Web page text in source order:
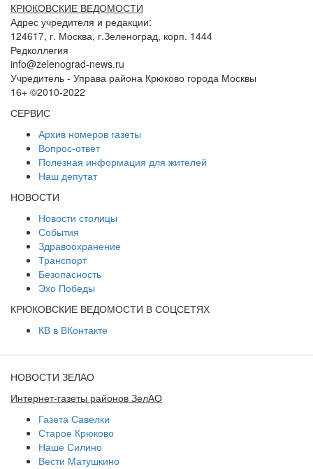
КРЮКОВСКИЕ ВЕДОМОСТИ
Адрес учредителя и редакции:
124617, г. Москва, г.Зеленоград, корп. 1444
Редколлегия
info@zelenograd-news.ru
Учредитель - Управа района Крюково города Москвы
16+ ©2010-2022
СЕРВИС
Архив номеров газеты
Вопрос-ответ
Полезная информация для жителей
Наш депутат
НОВОСТИ
Новости столицы
События
Здравоохранение
Транспорт
Безопасность
Эхо Победы
КРЮКОВСКИЕ ВЕДОМОСТИ В СОЦСЕТЯХ
КВ в ВКонтакте
НОВОСТИ ЗЕЛАО
Интернет-газеты районов ЗелАО
Газета Савелки
Старое Крюково
Наше Силино
Вести Матушкино